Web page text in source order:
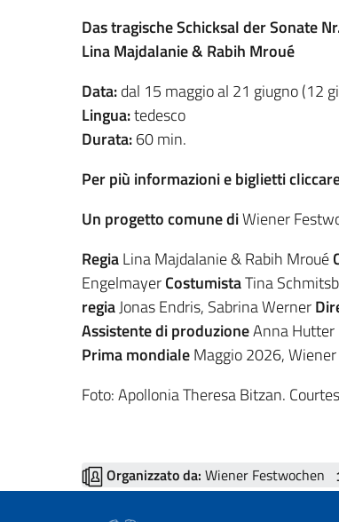
Das tragische Schicksal der Sonate
Lina Majdalanie & Rabih Mroué
Data:dal 15 maggio al 21 giugno (12
Lingua:tedesco
Durata:60 min.
Per più informazioni e biglietti
Un progetto comune diWiener
RegiaLina Majdalanie & Rabih Mroué
EngelmayerCostumistaTina
regiaJonas Endris, Sabrina Werner
Assistente di produzioneAnna Hutter
Prima mondialeMaggio 2026,
Foto: Apollonia Theresa Bitzan.
Organizzato da: Wiener Festwochen